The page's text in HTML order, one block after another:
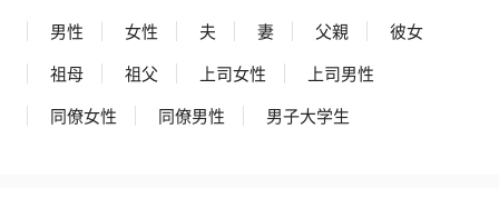
への＋αにおすすめです。
男性
女性 夫 妻 父親
彼女
祖母
祖父 上司女性
上司男性
同僚女性
同僚男性 男子大学生